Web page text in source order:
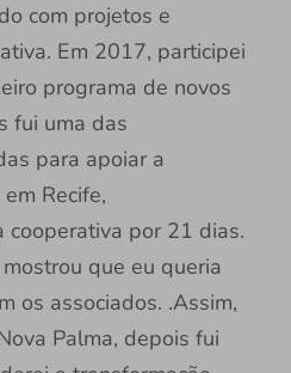
com projetos e
Em 2017, participei
programa de novos
fui uma das
para apoiar a
Recife,
cooperativa por 21 dias.
que eu queria
os associados. .Assim,
Palma, depois fui